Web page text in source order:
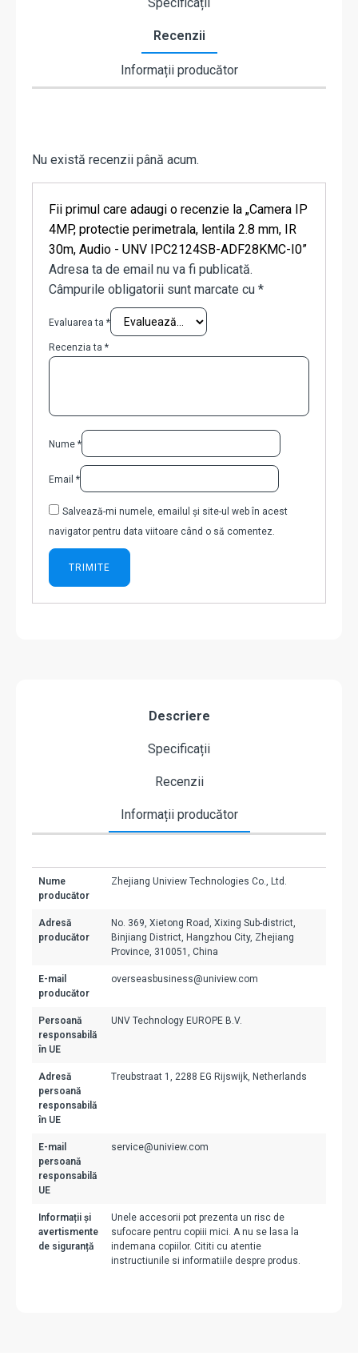
Recenzii
Informații producător
Nu există recenzii până acum.
Fii primul care adaugi o recenzie la „Camera IP
4MP, protectie perimetrala, lentila 2.8 mm, IR
30m, Audio - UNV IPC2124SB-ADF28KMC-I0”
Adresa ta de email nu va fi publicată.
Câmpurile obligatorii sunt marcate cu *
Evaluarea ta *
Recenzia ta *
Nume *
Email *
Salvează-mi numele, emailul și site-ul web în acest
navigator pentru data viitoare când o să comentez.
Descriere
Specificații
Recenzii
Informații producător
Nume
producător
Zhejiang Uniview Technologies Co., Ltd.
Adresă
producător
No. 369, Xietong Road, Xixing Sub-district,
Binjiang District, Hangzhou City, Zhejiang
Province, 310051, China
E-mail
producător
overseasbusiness@uniview.com
Persoană
responsabilă
în UE
UNV Technology EUROPE B.V.
Adresă
persoană
responsabilă
în UE
Treubstraat 1, 2288 EG Rijswijk, Netherlands
E-mail
persoană
responsabilă
UE
service@uniview.com
Informații și
avertismente
de siguranță
Unele accesorii pot prezenta un risc de
sufocare pentru copiii mici. A nu se lasa la
indemana copiilor. Cititi cu atentie
instructiunile si informatiile despre produs.